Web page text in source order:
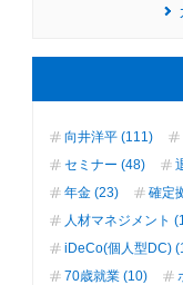
向井洋平 (111)
セミナー (48)
年金 (23)
確定
人材マネジメント
iDeCo(個人型DC)
70歳就業 (10)